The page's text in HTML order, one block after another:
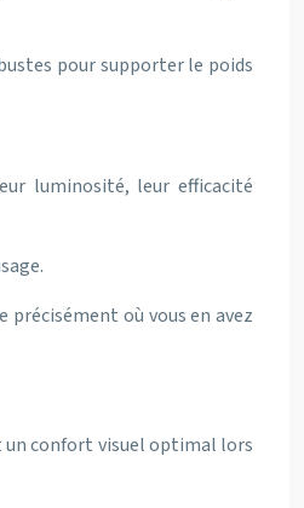
pour supporter le poids
luminosité, leur efficacité
où vous en avez
un confort visuel optimal lors